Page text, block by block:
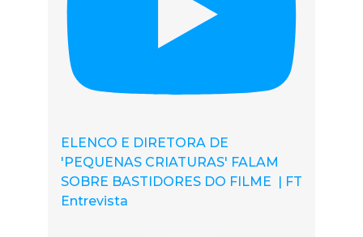
ELENCO E DIRETORA DE
'PEQUENAS CRIATURAS' FALAM
SOBRE BASTIDORES DO FILME | FT
Entrevista